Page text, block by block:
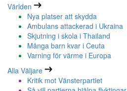
Världen
Nya platser att skydda
Ambulans attackerad i Ukraina
Skjutning i skola i Thailand
Många barn kvar i Ceuta
Varning för värme i Europa
Alla Väljare
Kritik mot Vänsterpartiet